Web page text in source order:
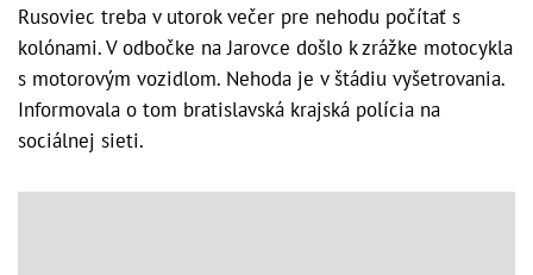
Rusoviec treba v utorok večer pre nehodu počítať s
kolónami. V odbočke na Jarovce došlo k zrážke motocykla
s motorovým vozidlom. Nehoda je v štádiu vyšetrovania.
Informovala o tom bratislavská krajská polícia na
sociálnej sieti.